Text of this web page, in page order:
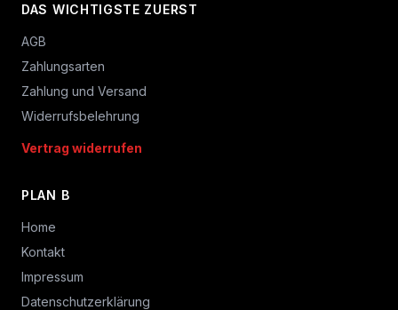
DAS WICHTIGSTE ZUERST
AGB
Zahlungsarten
Zahlung und Versand
Widerrufsbelehrung
Vertrag widerrufen
PLAN B
Home
Kontakt
Impressum
Datenschutzerklärung